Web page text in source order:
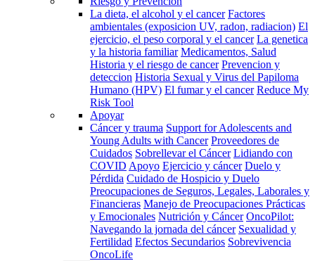
La dieta, el alcohol y el cancer Factores
ambientales (exposicion UV, radon, radiacion) El
ejercicio, el peso corporal y el cancer La genetica
y la historia familiar Medicamentos, Salud
Historia y el riesgo de cancer Prevencion y
deteccion Historia Sexual y Virus del Papiloma
Humano (HPV) El fumar y el cancer Reduce My
Risk Tool
Apoyar
Cáncer y trauma Support for Adolescents and
Young Adults with Cancer Proveedores de
Cuidados Sobrellevar el Cáncer Lidiando con
COVID Apoyo Ejercicio y cáncer Duelo y
Pérdida Cuidado de Hospicio y Duelo
Preocupaciones de Seguros, Legales, Laborales y
Financieras Manejo de Preocupaciones Prácticas
y Emocionales Nutrición y Cáncer OncoPilot:
Navegando la jornada del cáncer Sexualidad y
Fertilidad Efectos Secundarios Sobrevivencia
OncoLife